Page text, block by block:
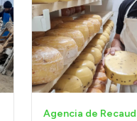
Agencia de